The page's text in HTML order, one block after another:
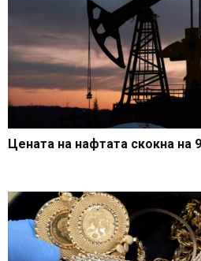
Цената на нафтата скокна на